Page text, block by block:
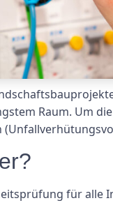
Raum. Um
für alle